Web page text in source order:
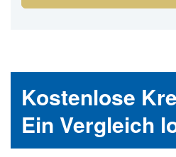
Kostenlose
Ein Vergleich